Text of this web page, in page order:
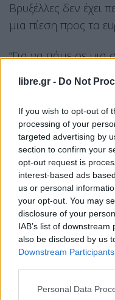
libre.gr - Do Not
If you wish to opt-out of
processing of your
targeted advertising by
section to confirm your
opt-out request is
interest-based ads
us or personal
your opt-out. You may
disclosure of your
IAB’s list of
also be disclosed by us
Downstream Participants
Personal Data
Βρυξέλλες δεν έχει
μια πίεση προς τα
“Για να πάμε σε μια
μεγάλη περίοδος
σύνορα οι
εκμεταλλεύτηκε ο
πέρασαν με αυτή τη
συμφωνία όταν έχει
ημερών ορισμένα
να μην
να υπάρξουν κοινές
ακτοφυλακής και
μήκος των
εγγύηση. Αμφιβάλω
Μετανάστευσης.